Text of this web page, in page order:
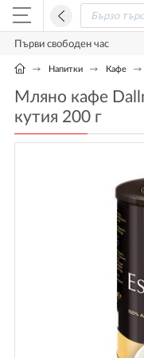
Първи свободен час
Напитки Кафе
Мляно кафе
кутия 200 г